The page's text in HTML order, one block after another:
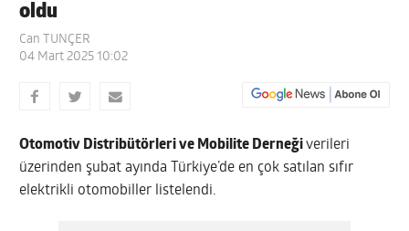
oldu
Can TUNÇER
04 Mart 2025 10:02
Otomotiv Distribütörleri ve Mobilite Derneğiverileri
üzerinden şubat ayında Türkiye’de en çok satılan sıfır
elektrikli otomobiller listelendi.